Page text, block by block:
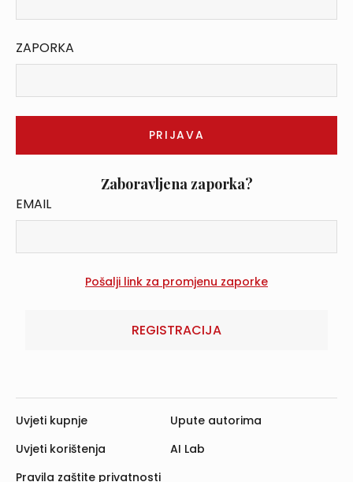
ZAPORKA
Zaboravljena zaporka?
EMAIL
REGISTRACIJA
Uvjeti kupnje
Uvjeti korištenja
Pravila zaštite privatnosti
Upute autorima
AI Lab